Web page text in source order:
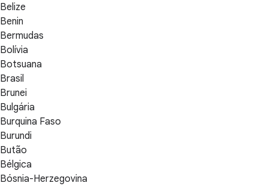
Belize
Benin
Bermudas
Bolívia
Botsuana
Brasil
Brunei
Bulgária
Burquina Faso
Burundi
Butão
Bélgica
Bósnia-Herzegovina